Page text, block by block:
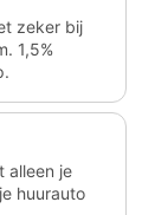
zeker bij
1,5%
alleen je
huurauto